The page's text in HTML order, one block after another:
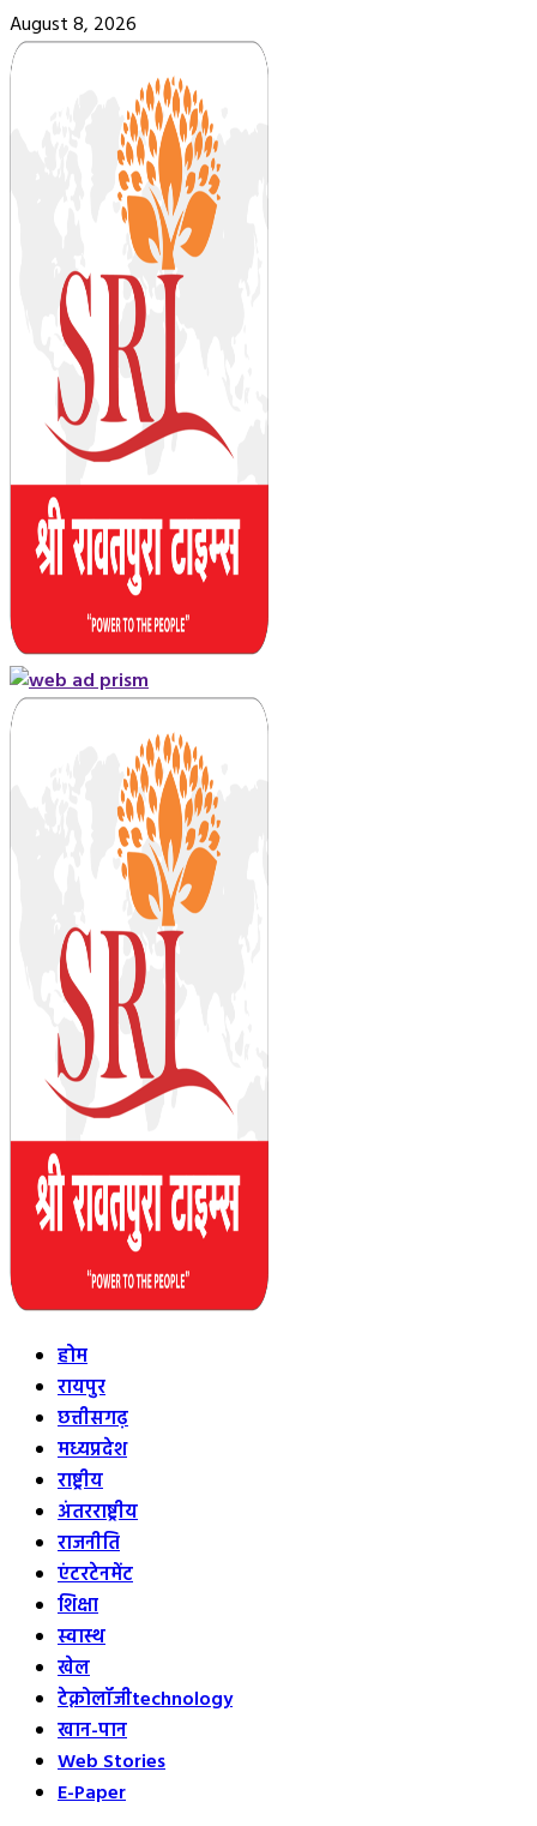
Skip
to
August 8, 2026
Primary
होम
रायपुर
छत्तीसगढ़
मध्यप्रदेश
राष्ट्रीय
अंतरराष्ट्रीय
राजनीति
एंटरटेनमेंट
शिक्षा
स्वास्थ
खेल
टेक्नोलॉजीtechnology
खान-पान
Web Stories
E-Paper